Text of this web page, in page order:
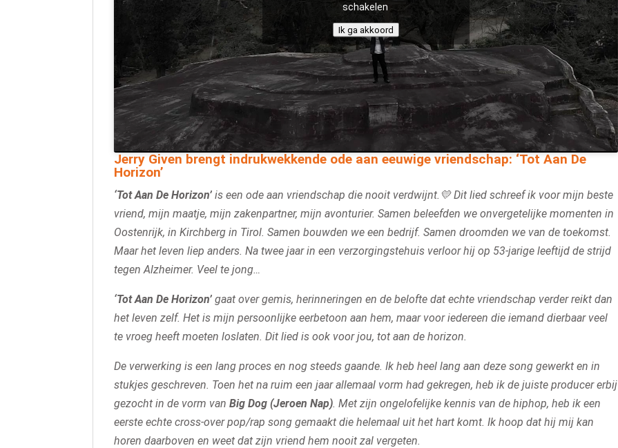
schakelen
Ik ga akkoord
Jerry Given brengt indrukwekkende ode aan eeuwige vriendschap: ‘Tot Aan De
Horizon’
‘Tot Aan De Horizon’ is een ode aan vriendschap die nooit verdwijnt.💛 Dit lied schreef ik voor mijn beste
vriend, mijn maatje, mijn zakenpartner, mijn avonturier. Samen beleefden we onvergetelijke momenten in
Oostenrijk, in Kirchberg in Tirol. Samen bouwden we een bedrijf. Samen droomden we van de toekomst.
Maar het leven liep anders. Na twee jaar in een verzorgingstehuis verloor hij op 53-jarige leeftijd de strijd
tegen Alzheimer. Veel te jong…
‘Tot Aan De Horizon’ gaat over gemis, herinneringen en de belofte dat echte vriendschap verder reikt dan
het leven zelf. Het is mijn persoonlijke eerbetoon aan hem, maar voor iedereen die iemand dierbaar veel
te vroeg heeft moeten loslaten. Dit lied is ook voor jou, tot aan de horizon.
De verwerking is een lang proces en nog steeds gaande. Ik heb heel lang aan deze song gewerkt en in
stukjes geschreven. Toen het na ruim een jaar allemaal vorm had gekregen, heb ik de juiste producer erbij
gezocht in de vorm vanBig Dog (Jeroen Nap). Met zijn ongelofelijke kennis van de hiphop, heb ik een
eerste echte cross-over pop/rap song gemaakt die helemaal uit het hart komt. Ik hoop dat hij mij kan
horen daarboven en weet dat zijn vriend hem nooit zal vergeten.